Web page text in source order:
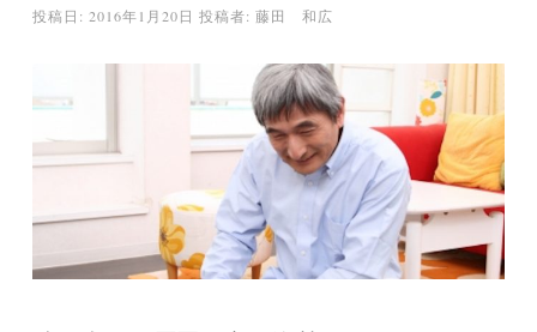
投稿日: 2016年1月20日 投稿者: 藤田 和広